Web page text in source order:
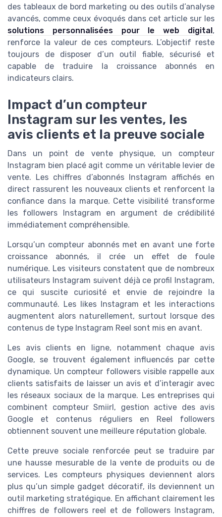
des tableaux de bord marketing ou des outils d’analyse
avancés, comme ceux évoqués dans cet article sur les
solutions personnalisées pour le web digital,
renforce la valeur de ces compteurs. L’objectif reste
toujours de disposer d’un outil fiable, sécurisé et
capable de traduire la croissance abonnés en
indicateurs clairs.
Impact d’un compteur
Instagram sur les ventes, les
avis clients et la preuve sociale
Dans un point de vente physique, un compteur
Instagram bien placé agit comme un véritable levier de
vente. Les chiffres d’abonnés Instagram affichés en
direct rassurent les nouveaux clients et renforcent la
confiance dans la marque. Cette visibilité transforme
les followers Instagram en argument de crédibilité
immédiatement compréhensible.
Lorsqu’un compteur abonnés met en avant une forte
croissance abonnés, il crée un effet de foule
numérique. Les visiteurs constatent que de nombreux
utilisateurs Instagram suivent déjà ce profil Instagram,
ce qui suscite curiosité et envie de rejoindre la
communauté. Les likes Instagram et les interactions
augmentent alors naturellement, surtout lorsque des
contenus de type Instagram Reel sont mis en avant.
Les avis clients en ligne, notamment chaque avis
Google, se trouvent également influencés par cette
dynamique. Un compteur followers visible rappelle aux
clients satisfaits de laisser un avis et d’interagir avec
les réseaux sociaux de la marque. Les entreprises qui
combinent compteur Smiirl, gestion active des avis
Google et contenus réguliers en Reel followers
obtiennent souvent une meilleure réputation globale.
Cette preuve sociale renforcée peut se traduire par
une hausse mesurable de la vente de produits ou de
services. Les compteurs physiques deviennent alors
plus qu’un simple gadget décoratif, ils deviennent un
outil marketing stratégique. En affichant clairement les
chiffres de followers reel et de followers Instagram,